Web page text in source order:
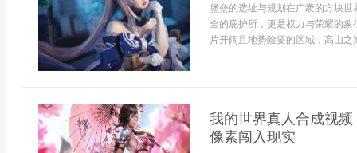
堡垒的选址与规划在广袤的方块
全的庇护所，更是权力与荣耀的
片开阔且地势险要的区域，高山
我的世界真人合成视
像素闯入现实